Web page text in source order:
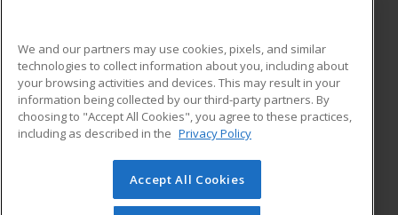
ADDITIONAL RESOURCES
Military
Financial Assistance
Help
Student Blog
© 2026 ed2go, a division of Cengage Learning. All rights
reserved. The material on this site cannot be reproduced or
We and our partners may use cookies, pixels, and similar
technologies to collect information about you, including about
your browsing activities and devices. This may result in your
information being collected by our third-party partners. By
choosing to "Accept All Cookies", you agree to these practices,
including as described in the Privacy Policy
Accept All Cookies